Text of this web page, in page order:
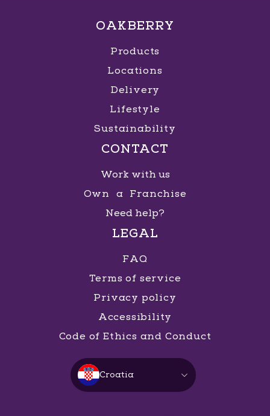
OAKBERRY
Products
Locations
Delivery
Lifestyle
Sustainability
CONTACT
Work with us
Own a Franchise
Need help?
LEGAL
FAQ
Terms of service
Privacy policy
Accessibility
Code of Ethics and Conduct
Croatia